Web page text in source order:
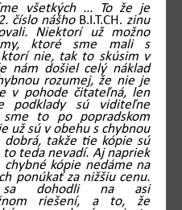
všetkých ... To že je
číslo nášho B.I.T.CH. zinu
Niektorí už možno
ktoré sme mali s
nie, tak to skúsim v
nám došiel celý náklad
rozumej, že nie je
v pohode čitateľná, len
podklady sú viditeľne
to po popradskom
už sú v obehu s chybnou
takže tie kópie sú
teda nevadí. Aj napriek
kópie nedáme na
ponúkať za nižšiu cenu.
dohodli na asi
riešení, a to, že